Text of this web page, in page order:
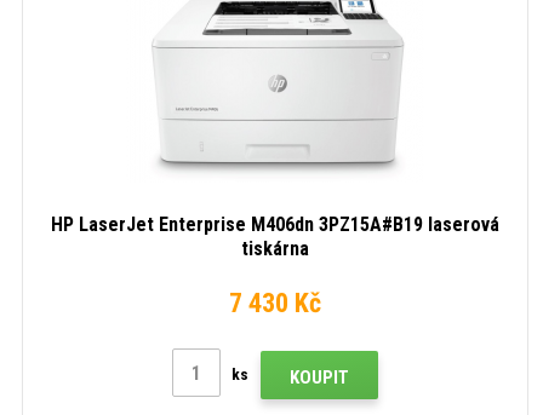
HP LaserJet Enterprise M406dn 3PZ15A#B19 laserová
tiskárna
7 430 Kč
ks KOUPIT